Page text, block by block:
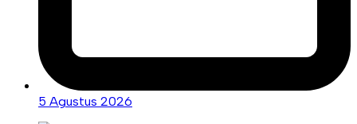
5 Agustus 2026